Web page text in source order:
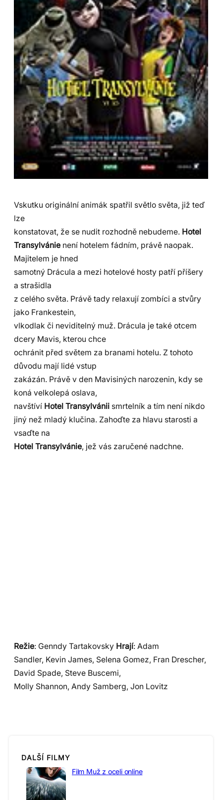
Vskutku originální animák spatřil světlo světa, již teď
lze
konstatovat, že se nudit rozhodně nebudeme. Hotel
Transylvánie není hotelem fádním, právě naopak.
Majitelem je hned
samotný Drácula a mezi hotelové hosty patří příšery
a strašidla
z celého světa. Právě tady relaxují zombíci a stvůry
jako Frankestein,
vlkodlak či neviditelný muž. Drácula je také otcem
dcery Mavis, kterou chce
ochránit před světem za branami hotelu. Z tohoto
důvodu mají lidé vstup
zakázán. Právě v den Mavisiných narozenin, kdy se
koná velkolepá oslava,
navštíví Hotel Transylvánii smrtelník a tím není nikdo
jiný než mladý klučina. Zahoďte za hlavu starosti a
vsaďte na
Hotel Transylvánie, jež vás zaručené nadchne.
Režie: Genndy Tartakovsky Hrají: Adam
Sandler, Kevin James, Selena Gomez, Fran Drescher,
David Spade, Steve Buscemi,
Molly Shannon, Andy Samberg, Jon Lovitz
DALŠÍ FILMY
Film Muž z oceli online